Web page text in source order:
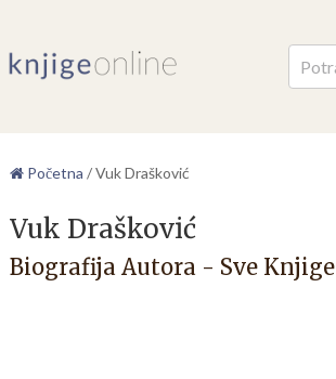
Početna /Vuk Drašković
Vuk Drašković
Biografija Autora - Sve Knjige